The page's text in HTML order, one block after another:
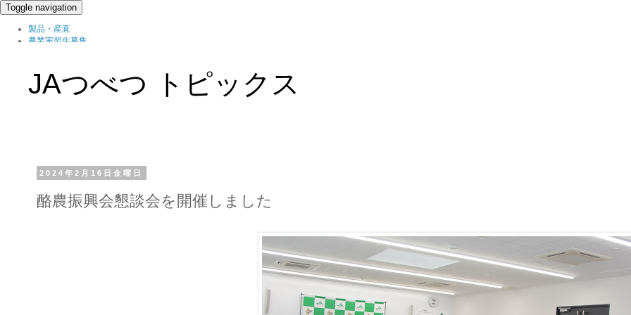
Toggle navigation
製品・産直
農業実習生募集
ブログ
JAつべつ トピックス
2024年2月16日金曜日
酪農振興会懇談会を開催しました